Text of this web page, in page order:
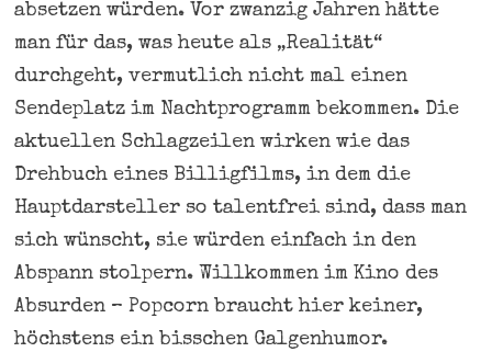
absetzen würden. Vor zwanzig Jahren hätte
man für das, was heute als „Realität“
durchgeht, vermutlich nicht mal einen
Sendeplatz im Nachtprogramm bekommen. Die
aktuellen Schlagzeilen wirken wie das
Drehbuch eines Billigfilms, in dem die
Hauptdarsteller so talentfrei sind, dass man
sich wünscht, sie würden einfach in den
Abspann stolpern. Willkommen im Kino des
Absurden – Popcorn braucht hier keiner,
höchstens ein bisschen Galgenhumor.